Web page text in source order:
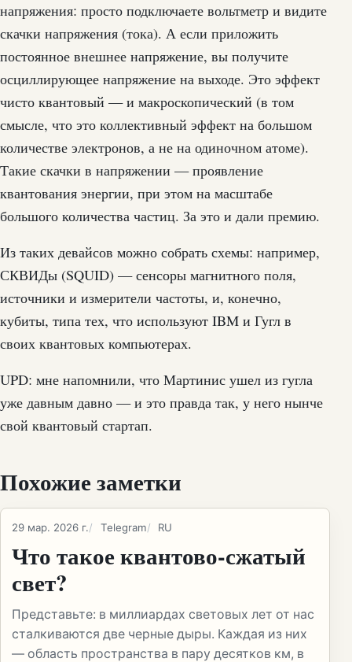
напряжения: просто подключаете вольтметр и видите
скачки напряжения (тока). А если приложить
постоянное внешнее напряжение, вы получите
осциллирующее напряжение на выходе. Это эффект
чисто квантовый — и макроскопический (в том
смысле, что это коллективный эффект на большом
количестве электронов, а не на одиночном атоме).
Такие скачки в напряжении — проявление
квантования энергии, при этом на масштабе
большого количества частиц. За это и дали премию.
Из таких девайсов можно собрать схемы: например,
СКВИДы (SQUID) — сенсоры магнитного поля,
источники и измерители частоты, и, конечно,
кубиты, типа тех, что используют IBM и Гугл в
своих квантовых компьютерах.
UPD: мне напомнили, что Мартинис ушел из гугла
уже давным давно — и это правда так, у него нынче
свой квантовый стартап.
Похожие заметки
29 мар. 2026 г. Telegram RU
Что такое квантово-сжатый
свет?
Представьте: в миллиардах световых лет от нас
сталкиваются две черные дыры. Каждая из них
— область пространства в пару десятков км, в